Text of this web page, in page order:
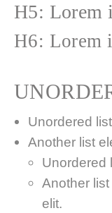
H5: Lorem
H6: Lorem
Unordered
Another list
Unordered
Another
elit.